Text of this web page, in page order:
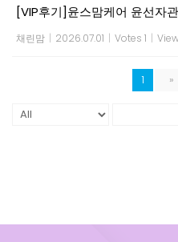
[VIP후기]윤스맘케어 윤선자
채린맘 | 2026.07.01 | Votes 1 |
1 »